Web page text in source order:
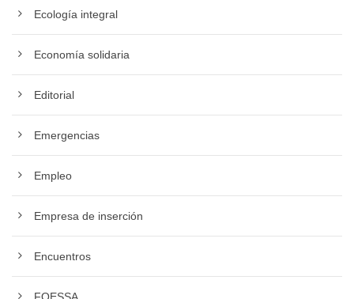
Ecología integral
Economía solidaria
Editorial
Emergencias
Empleo
Empresa de inserción
Encuentros